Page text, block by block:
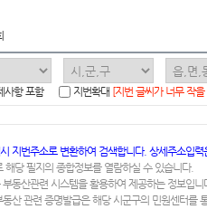
사항 포함
지번확대 [지번 글씨가 너무 작
지번주소로 변환하여 검색합니다. 상세주소입
해당 필지의 종합정보를 열람하실 수 있습니다.
동산관련 시스템을 활용하여 제공하는 정보입니
산 관련 증명발급은 해당 시군구의 민원센터를